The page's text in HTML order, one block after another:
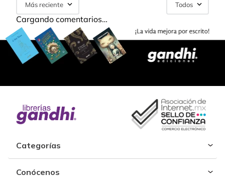
Más reciente Todos
Cargando comentarios…
Categorías
Conócenos